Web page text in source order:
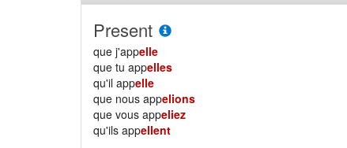
Present
que j'appelle
que tu appelles
qu'il appelle
que nous appelions
que vous appeliez
qu'ils appellent